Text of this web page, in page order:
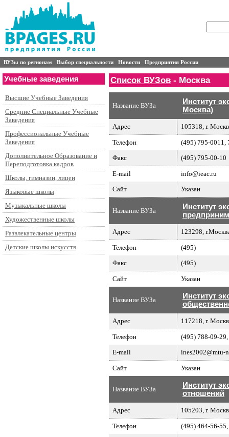
ВУЗы по регионам Выбор специальности Новости Предприятия России
Учебные заведения
Высшие Учебные Заведения
Средние Специальные Учебные
Заведения
Профессиональные Учебные
Заведения
Дополнительное Образование и
Переподготовка кадров
Школы, гимназии, лицеи
Языковые школы
Музыкальные школы
Художественные школы
Развлекательные центры
Детские школы искусств
Список ВУЗов - Москва
Название ВУЗа
Институт
Москва)
Адрес 105318, г.
Телефон
(495) 795-0011,
Факс
(495) 795-00-10
E-mail
info@ieac.ru
Сайт
Указан
Название ВУЗа
Институт
Адрес 123298,
Телефон
(495)
Факс
(495)
Сайт Указан
Название ВУЗа
Институт
Адрес 117218, г.
Телефон
(495) 788-09-
E-mail
ines2002@mtu-
Сайт Указан
Название ВУЗа
Институт
отношений
Адрес 105203, г.
Телефон
(495) 464-56-